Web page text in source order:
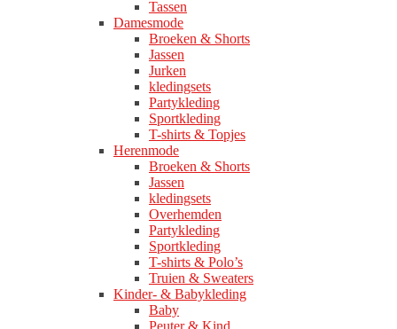
Tassen
Damesmode
Broeken & Shorts
Jassen
Jurken
kledingsets
Partykleding
Sportkleding
T-shirts & Topjes
Herenmode
Broeken & Shorts
Jassen
kledingsets
Overhemden
Partykleding
Sportkleding
T-shirts & Polo’s
Truien & Sweaters
Kinder- & Babykleding
Baby
Peuter & Kind